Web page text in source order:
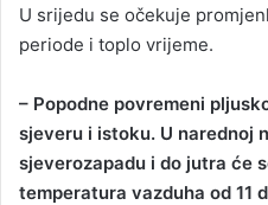
U srijedu se očekuje
periode i toplo vrijeme.
– Popodne povremeni
sjeveru i istoku. U narednoj
sjeverozapadu i do jutra će
temperatura vazduha od 11